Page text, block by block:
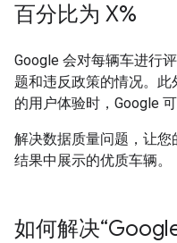
百分比为 X%
Google 会对每辆车进行
题和违反政策的情况。
的用户体验时，Google
解决数据质量问题，让
结果中展示的优质车辆。
如何解决